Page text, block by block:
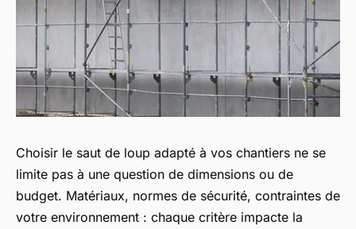
Choisir le saut de loup adapté à vos chantiers ne se
limite pas à une question de dimensions ou de
budget. Matériaux, normes de sécurité, contraintes de
votre environnement : chaque critère impacte la